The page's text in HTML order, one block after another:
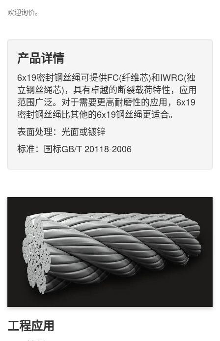
欢迎询价。
产品详情
6x19密封钢丝绳可提供FC(纤维芯)和IWRC(独
立钢丝绳芯)，具有卓越的断裂载荷特性，应用
范围广泛。对于需要更高耐磨性的应用，6x19
密封钢丝绳比其他的6x19钢丝绳更适合。
表面处理：光面或镀锌
标准：国标GB/T 20118-2006
工程应用